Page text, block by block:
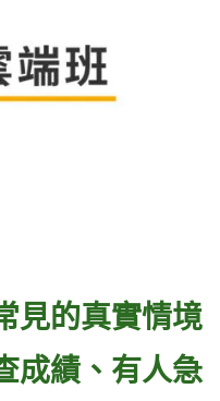
見的真實情境
成績、有人急